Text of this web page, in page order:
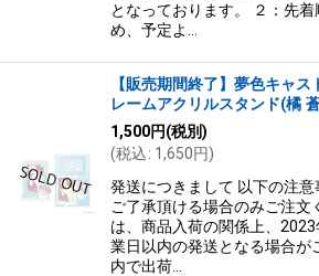
となっております。 ２：先
め、予定よ…
【販売期間終了】夢色キャ
レームアクリルスタンド(橘
1,500円(税別)
(税込: 1,650円)
発送につきまして 以下の注意
ご了承頂ける場合のみご注文
は、商品入荷の関係上、
業日以内の発送となる場合が
内で出荷…